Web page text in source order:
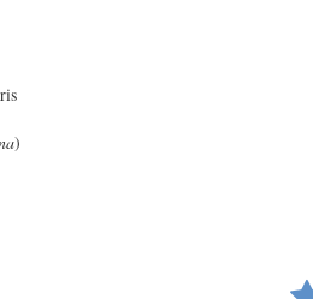
)